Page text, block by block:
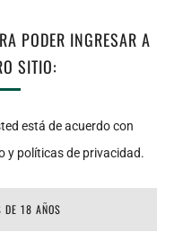
PODER INGRESAR A
SITIO:
está de acuerdo con
y políticas de privacidad.
DE 18 AÑOS
AGREGAR
a caramelo oscuro con
suave.
un carácter suave de
Su perfil es
y plátano), con toques de